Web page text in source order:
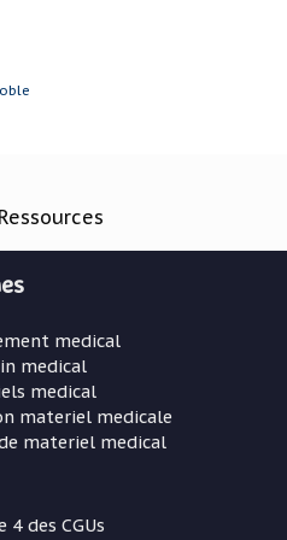
medical
medical
medical
materiel medicale
materiel medical
des CGUs